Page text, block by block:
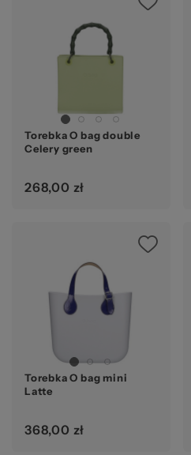
Torebka O bag double
Celery green
268,00 zł
Torebka O bag mini
Latte
368,00 zł